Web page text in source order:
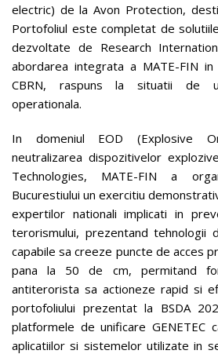
electric) de la Avon Protection,
Portofoliul este completat de
dezvoltate de Research
abordarea integrata a MATE-FIN
CBRN, raspuns la situatii de
operationala.
In domeniul EOD (Explosive
neutralizarea dispozitivelor
Technologies, MATE-FIN a
Bucurestiului un exercitiu
expertilor nationali implicati in
terorismului, prezentand tehnologii
capabile sa creeze puncte de acces
pana la 50 de cm, permitand
antiterorista sa actioneze rapid si
portofoliului prezentat la BSDA
platformele de unificare GENETEC
aplicatiilor si sistemelor utilizate in